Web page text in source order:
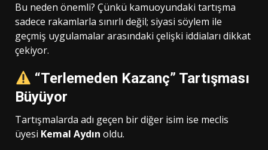
Bu neden önemli? Çünkü kamuoyundaki tartışma
sadece rakamlarla sınırlı değil; siyasi söylem ile
geçmiş uygulamalar arasındaki çelişki iddiaları dikkat
çekiyor.
“Terlemeden Kazanç” Tartışması
Büyüyor
Tartışmalarda adı geçen bir diğer isim ise meclis
üyesi Kemal Aydın oldu.